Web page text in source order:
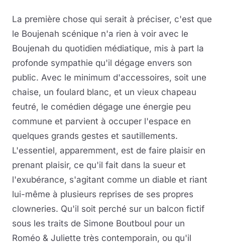
La première chose qui serait à préciser, c'est que
le Boujenah scénique n'a rien à voir avec le
Boujenah du quotidien médiatique, mis à part la
profonde sympathie qu'il dégage envers son
public. Avec le minimum d'accessoires, soit une
chaise, un foulard blanc, et un vieux chapeau
feutré, le comédien dégage une énergie peu
commune et parvient à occuper l'espace en
quelques grands gestes et sautillements.
L'essentiel, apparemment, est de faire plaisir en
prenant plaisir, ce qu'il fait dans la sueur et
l'exubérance, s'agitant comme un diable et riant
lui-même à plusieurs reprises de ses propres
clowneries. Qu'il soit perché sur un balcon fictif
sous les traits de Simone Boutboul pour un
Roméo & Juliette très contemporain, ou qu'il